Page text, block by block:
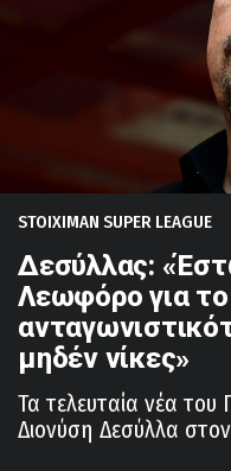
STOIXIMAN SUPER LEAGUE
Δεσύλλας:
Λεωφόρο για το
μηδέν νίκες»
Τα τελευταία νέα
Διονύση Δεσύλλα